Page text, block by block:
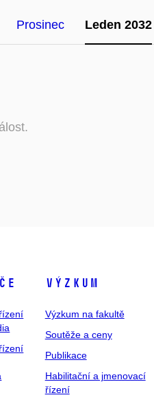
Prosinec Leden 2032
Výzkum
Výzkum na fakultě
Soutěže a ceny
Publikace
Habilitační a jmenovací
řízení